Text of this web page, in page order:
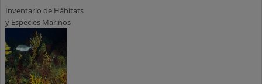
Inventario de Hábitats
y Especies Marinos